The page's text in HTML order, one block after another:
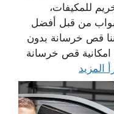
للمكيفات،
من قبل أفضل
قص خرسانة بدون
امكانية قص خرسانة
المزيد